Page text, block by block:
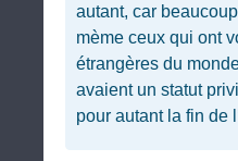
autant, car
mème ceux qui ont
étrangères du
avaient un statut
pour autant la fin de